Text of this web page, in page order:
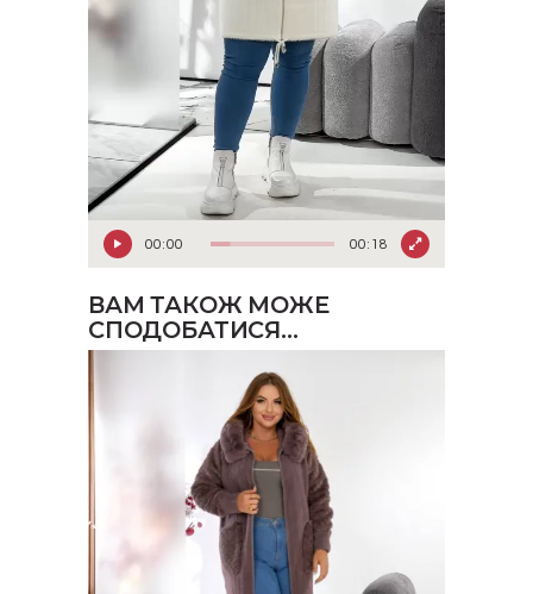
00:00 00:18
ВАМ ТАКОЖ МОЖЕ
СПОДОБАТИСЯ…